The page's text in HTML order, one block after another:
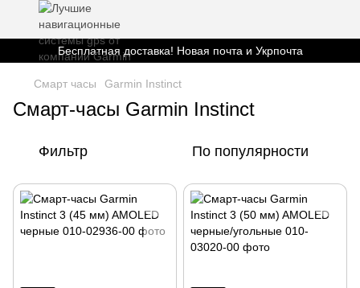
Бесплатная доставка! Новая почта и Укрпочта
Смарт часы Garmin Instinct
Смарт-часы Garmin Instinct
Фильтр По популярности